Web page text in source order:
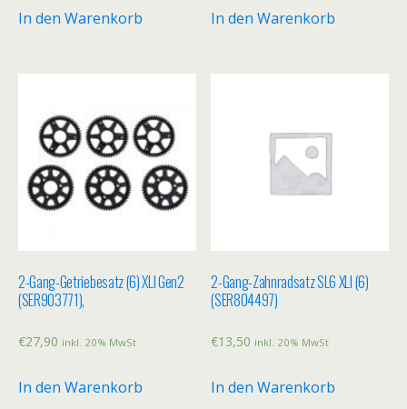
In den Warenkorb In den Warenkorb
2-Gang-Getriebesatz (6) XLI Gen2
(SER903771),
€27,90 inkl. 20% MwSt
In den Warenkorb
2-Gang-Zahnradsatz SL6 XLI (6)
(SER804497)
€13,50 inkl. 20% MwSt
In den Warenkorb